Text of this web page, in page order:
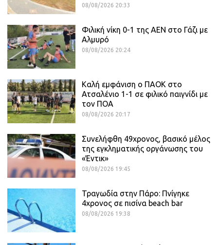
08/08/2026 20:33
Φιλική νίκη 0-1 της ΑΕΝ στο Γάζι με
Αλμυρό
08/08/2026 20:24
Καλή εμφάνιση ο ΠΑΟΚ στο
Ατσαλένιο 1-1 σε φιλικό παιγνίδι με
τον ΠΟΑ
08/08/2026 20:17
Συνελήφθη 49χρονος, βασικό μέλος
της εγκληματικής οργάνωσης του
«Έντικ»
08/08/2026 19:45
Τραγωδία στην Πάρο: Πνίγηκε
4χρονος σε πισίνα beach bar
08/08/2026 19:38